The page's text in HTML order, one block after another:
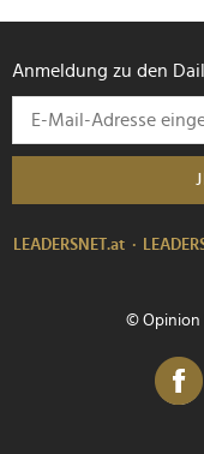
Anmeldung zu den
LEADERSNET.at
© Opinion